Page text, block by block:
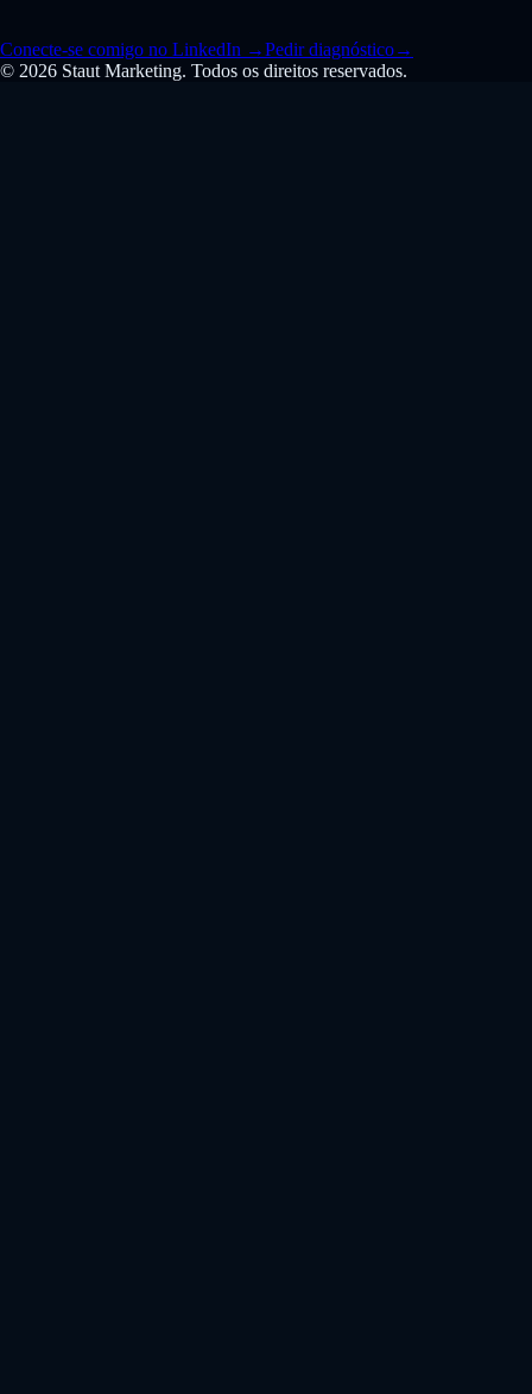
Conecte-se comigo no LinkedIn →Pedir diagnóstico→
© 2026 Staut Marketing. Todos os direitos reservados.